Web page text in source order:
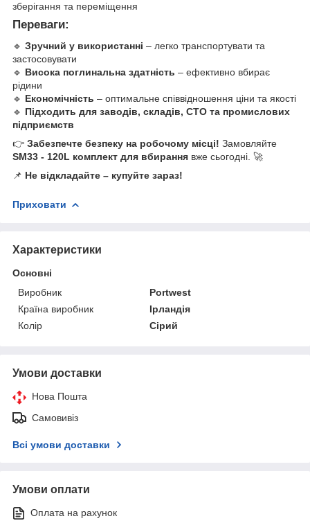
зберігання та переміщення
Переваги:
🔹 Зручний у використанні – легко транспортувати та
застосовувати
🔹 Висока поглинальна здатність – ефективно вбирає
рідини
🔹 Економічність – оптимальне співвідношення ціни та якості
🔹 Підходить для заводів, складів, СТО та промислових
підприємств
👉 Забезпечте безпеку на робочому місці! Замовляйте
SM33 - 120L комплект для вбирання вже сьогодні. 🚀
📌 Не відкладайте – купуйте зараз!
Приховати
Характеристики
Основні
Виробник
Portwest
Країна виробник
Ірландія
Колір
Сірий
Умови доставки
Нова Пошта
Самовивіз
Всі умови доставки
Умови оплати
Оплата на рахунок